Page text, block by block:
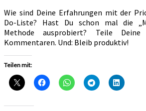
Wie sind Deine Erfahrungen mit der
Do-Liste? Hast Du schon mal die
Methode ausprobiert? Teile
Kommentaren. Und: Bleib produktiv!
Teilen mit: